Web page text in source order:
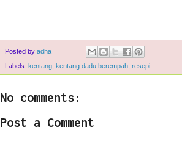
Posted by adha
Labels: kentang, kentang dadu berempah, resepi
No comments:
Post a Comment